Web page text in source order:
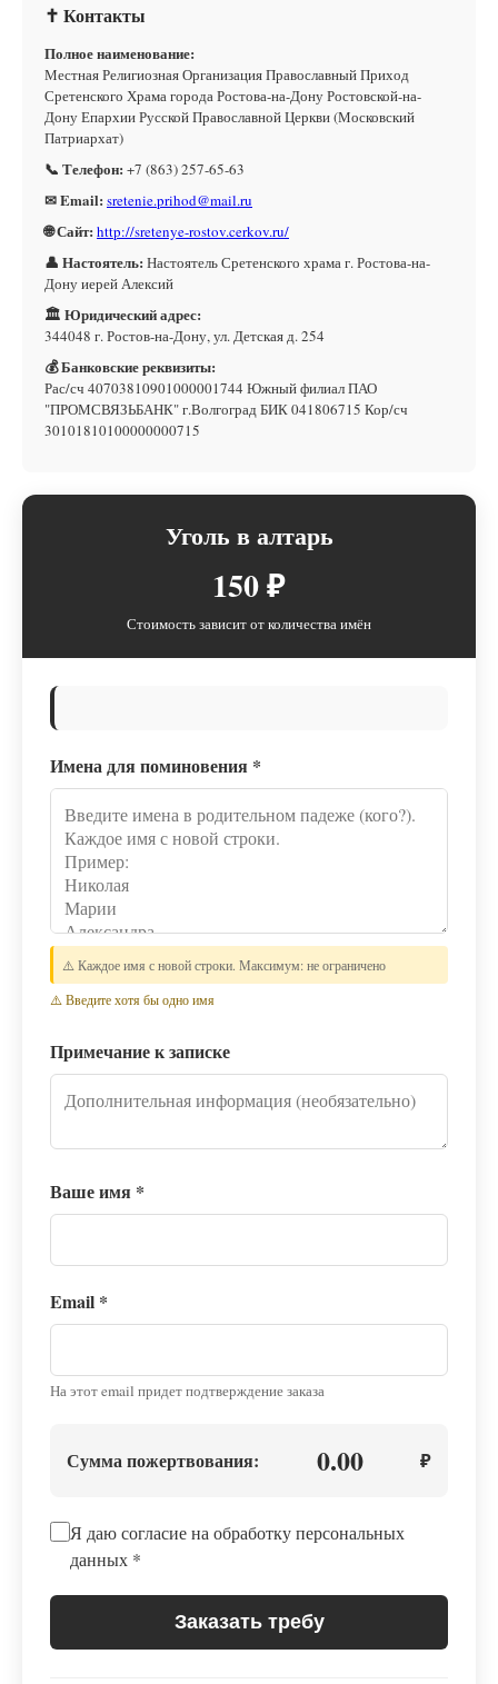
✝ Контакты
Полное наименование:
Местная Религиозная Организация Православный Приход
Сретенского Храма города Ростова-на-Дону Ростовской-на-
Дону Епархии Русской Православной Церкви (Московский
Патриархат)
📞 Телефон: +7 (863) 257-65-63
✉ Email: sretenie.prihod@mail.ru
🌐 Сайт: http://sretenye-rostov.cerkov.ru/
👤 Настоятель: Настоятель Сретенского храма г. Ростова-на-
Дону иерей Алексий
🏛 Юридический адрес:
344048 г. Ростов-на-Дону, ул. Детская д. 254
💰 Банковские реквизиты:
Рас/сч 40703810901000001744 Южный филиал ПАО
"ПРОМСВЯЗЬБАНК" г.Волгоград БИК 041806715 Кор/сч
30101810100000000715
Уголь в алтарь
150 ₽
Стоимость зависит от количества имён
Имена для поминовения *
⚠️ Каждое имя с новой строки. Максимум: не ограничено
⚠️ Введите хотя бы одно имя
Примечание к записке
Ваше имя *
Email *
На этот email придет подтверждение заказа
Сумма пожертвования: 0.00 ₽
Я даю согласие на обработку персональных
данных *
Заказать требу